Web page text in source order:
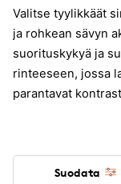
Valitse tyylikkäät
ja rohkean sävyn
suorituskykyä ja
rinteeseen, jossa
parantavat
Suodata